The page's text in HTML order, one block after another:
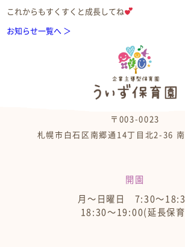
これからもすくすくと成長してね
お知らせ一覧へ ＞
〒003-0023
札幌市白石区南郷通14丁目北2-36
開園
月～日曜日 7:30～
18:30～19:00(延長保